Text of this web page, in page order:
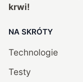
krwi!
NA SKRÓTY
Technologie
Testy